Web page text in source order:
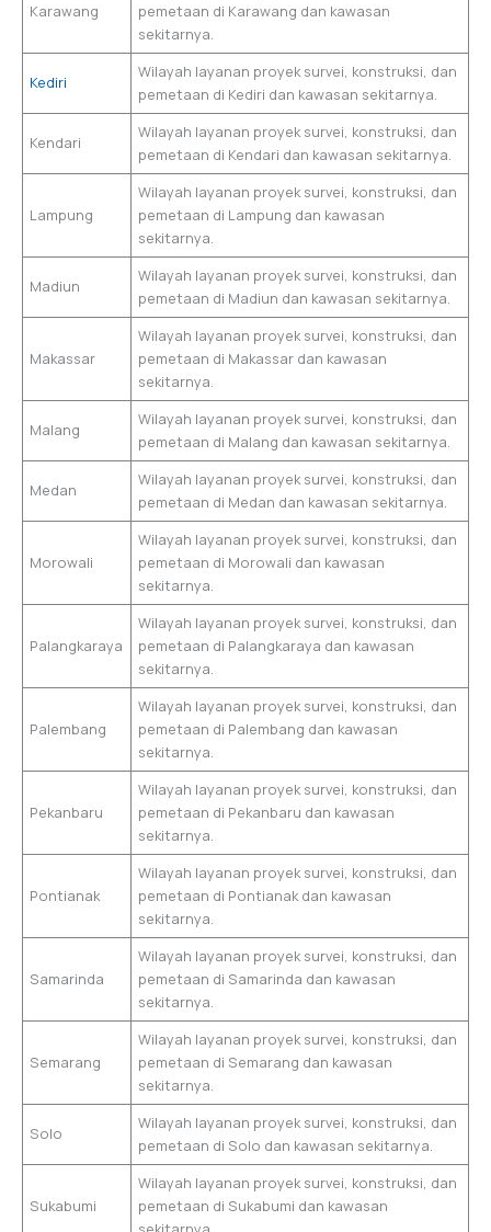
Karawang
pemetaan di Karawang dan kawasan
sekitarnya.
Kediri
Wilayah layanan proyek survei, konstruksi, dan
pemetaan di Kediri dan kawasan sekitarnya.
Kendari
Wilayah layanan proyek survei, konstruksi, dan
pemetaan di Kendari dan kawasan sekitarnya.
Lampung
Wilayah layanan proyek survei, konstruksi, dan
pemetaan di Lampung dan kawasan
sekitarnya.
Madiun
Wilayah layanan proyek survei, konstruksi, dan
pemetaan di Madiun dan kawasan sekitarnya.
Makassar
Wilayah layanan proyek survei, konstruksi, dan
pemetaan di Makassar dan kawasan
sekitarnya.
Malang
Wilayah layanan proyek survei, konstruksi, dan
pemetaan di Malang dan kawasan sekitarnya.
Medan
Wilayah layanan proyek survei, konstruksi, dan
pemetaan di Medan dan kawasan sekitarnya.
Morowali
Wilayah layanan proyek survei, konstruksi, dan
pemetaan di Morowali dan kawasan
sekitarnya.
Palangkaraya
Wilayah layanan proyek survei, konstruksi, dan
pemetaan di Palangkaraya dan kawasan
sekitarnya.
Palembang
Wilayah layanan proyek survei, konstruksi, dan
pemetaan di Palembang dan kawasan
sekitarnya.
Pekanbaru
Wilayah layanan proyek survei, konstruksi, dan
pemetaan di Pekanbaru dan kawasan
sekitarnya.
Pontianak
Wilayah layanan proyek survei, konstruksi, dan
pemetaan di Pontianak dan kawasan
sekitarnya.
Samarinda
Wilayah layanan proyek survei, konstruksi, dan
pemetaan di Samarinda dan kawasan
sekitarnya.
Semarang
Wilayah layanan proyek survei, konstruksi, dan
pemetaan di Semarang dan kawasan
sekitarnya.
Solo
Wilayah layanan proyek survei, konstruksi, dan
pemetaan di Solo dan kawasan sekitarnya.
Sukabumi
Wilayah layanan proyek survei, konstruksi, dan
pemetaan di Sukabumi dan kawasan